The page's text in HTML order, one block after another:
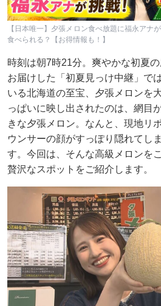
【日本唯一】夕張メロン食べ放題に福永アナ
食べられる？【お得情報も！】
時刻は朝7時21分。爽やかな初夏
お届けした「初夏見っけ中継」で
いる北海道の至宝、夕張メロンを
っぱいに映し出されたのは、網目
きな夕張メロン。なんと、現地リ
ウンサーの顔がすっぽり隠れてし
す。今回は、そんな高級メロンを
贅沢なスポットをご紹介します。